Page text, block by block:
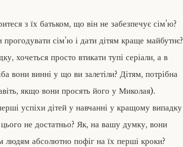
з їх батьком, що він не забезпечує сім’ю?
сім’ю і дати дітям краще майбутнє?
хочеться просто втикати тупі серіали, а в
вони винні у що ви залетіли? Дітям, потрібна
якщо вони просять його у Миколая).
успіхи дітей у навчанні у кращому випадку
не достатньо? Як, на вашу думку, вони
абсолютно пофіг на їх перші кроки?